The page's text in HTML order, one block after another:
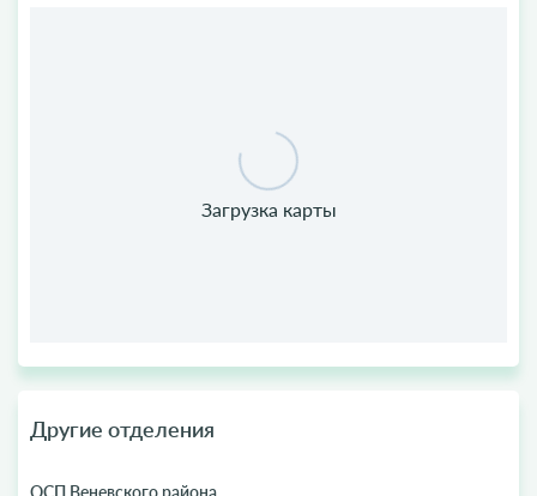
Другие отделения
ОСП Веневского района